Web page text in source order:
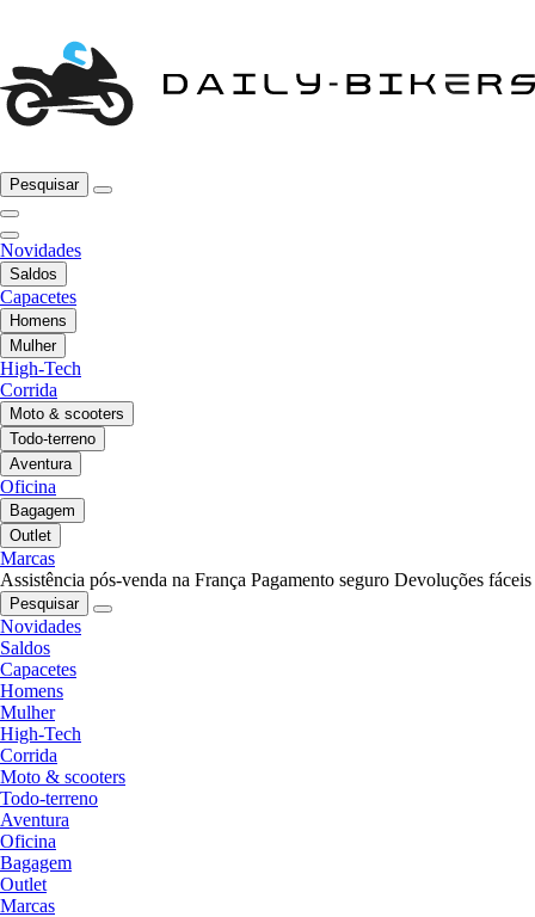
Pesquisar
Novidades
Saldos
Capacetes
Homens
Mulher
High-Tech
Corrida
Moto & scooters
Todo-terreno
Aventura
Oficina
Bagagem
Outlet
Marcas
Assistência pós-venda na França Pagamento seguro Devoluções fáceis
Pesquisar
Novidades
Saldos
Capacetes
Homens
Mulher
High-Tech
Corrida
Moto & scooters
Todo-terreno
Aventura
Oficina
Bagagem
Outlet
Marcas